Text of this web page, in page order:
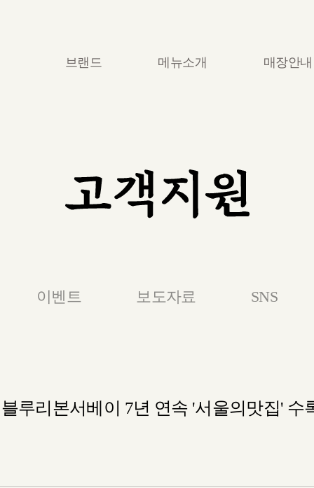
브랜드 메뉴소개 매장안내
이벤트 보도자료 SNS
루리본서베이 7년 연속 '서울의맛집' 수